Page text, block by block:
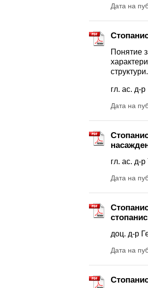
Дата на
Понятие
структури.
гл. ас. д-
Дата на
гл. ас. д-
Дата на
доц. д-р
Дата на